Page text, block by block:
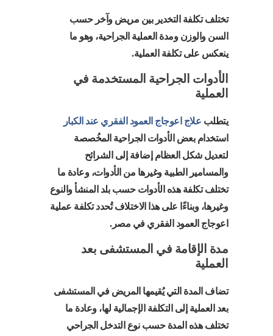
تختلف تكلفة التخدير بين مريض وآخر حسب
السن والوزن ومدة العملية الجراحية، وهو ما
ينعكس على تكلفة العملية.
الأدوات الجراحية المستخدمة في
العملية
يتطلب علاج اعوجاج العمود الفقري عند الكبار
استخدام بعض الأدوات الجراحية المخُصصة
لتعديل شكل العظام إضافة إلى الشرائح
والمسامير الطبية وغيرها من الأدوات، وعادة ما
تختلف تكلفة هذه الأدوات حسب بلد المنشأ والنوع
وغيرها، وبناءًا على هذا الاختلاف تُحدد تكلفة عملية
اعوجاج العمود الفقري في مصر.
مدة الإقامة في المستشفى بعد
العملية
تضاف المدة التي يُقيمها المريض في المستشفى
بعد العملية إلى التكلفة الإجمالية لها، وعادة ما
تختلف هذه المدة حسب نوع التدخل الجراحي